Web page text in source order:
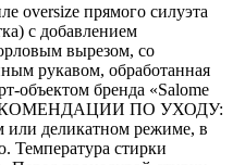
oversize прямого силуэта
с добавлением
вырезом, со
рукавом, обработанная
объектом бренда «Salome
РЕКОМЕНДАЦИИ ПО УХОДУ:
или деликатном режиме, в
Температура стирки